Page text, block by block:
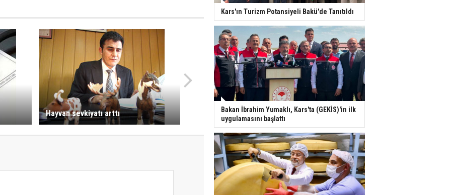
Hayvan sevkiyatı arttı
Kars'ın Turizm Potansiyeli Bakü'de Tanıtıldı
Bakan İbrahim Yumaklı, Kars'ta (GEKİS)'in ilk
uygulamasını başlattı